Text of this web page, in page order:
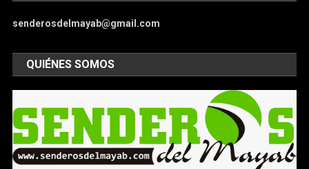
senderosdelmayab@gmail.com
QUIÉNES SOMOS